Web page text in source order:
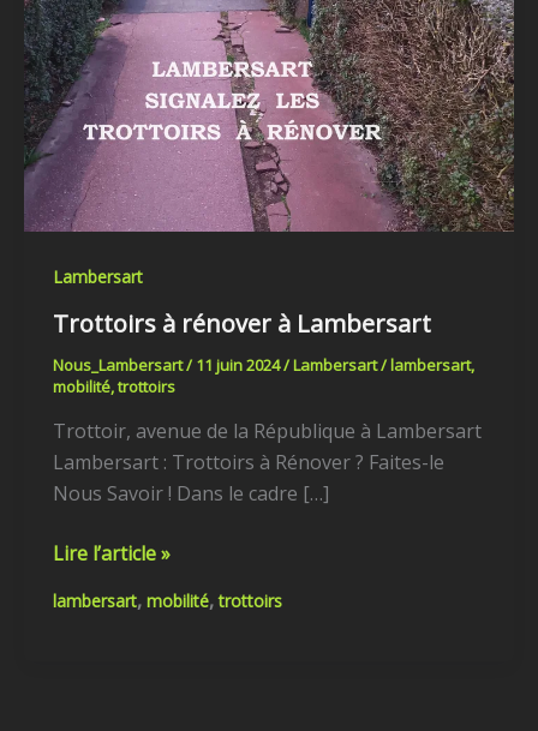
Lambersart
Trottoirs à rénover à Lambersart
Nous_Lambersart/ 11 juin 2024/Lambersart/lambersart,
mobilité,trottoirs
Trottoir, avenue de la République à Lambersart
Lambersart : Trottoirs à Rénover ? Faites-le
Nous Savoir ! Dans le cadre […]
Lambersart
Lire l’article »
lambersart, mobilité,trottoirs